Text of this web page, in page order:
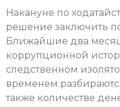
Накануне по
решение заключить
Ближайшие два
коррупционной
следственном
временем
также количестве